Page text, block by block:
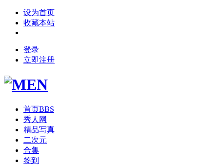
设为首页
收藏本站
登录
立即注册
首页BBS
秀人网
精品写真
二次元
合集
签到